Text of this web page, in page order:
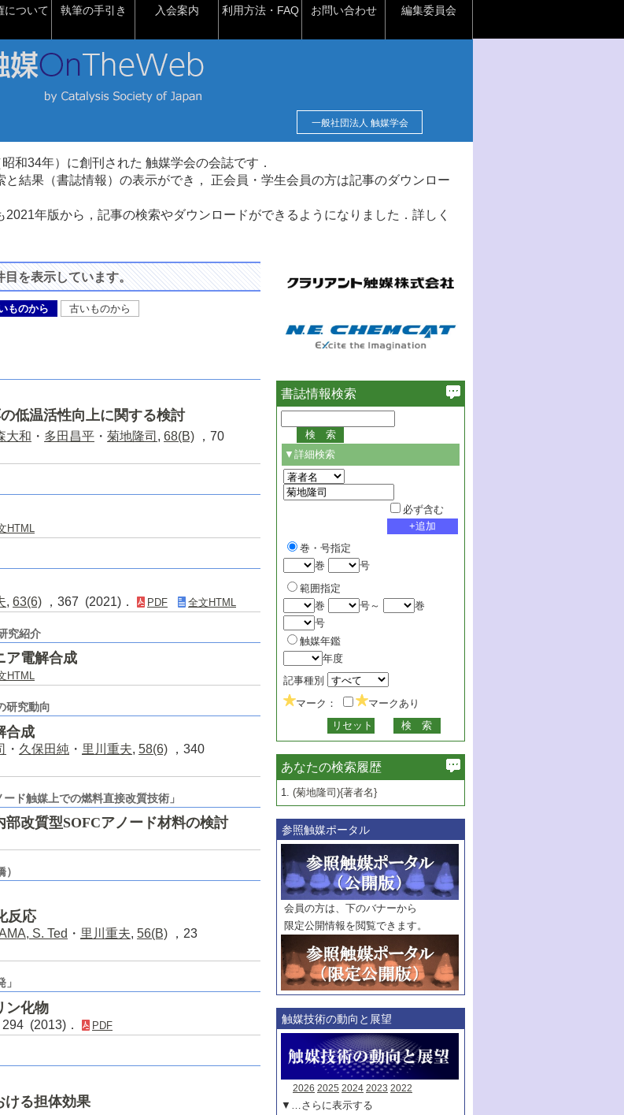
について 執筆の手引き 入会案内 利用方法・FAQ お問い合わせ 編集委員会
一般社団法人 触媒学会
和34年）に創刊された 触媒学会の会誌です．
結果（書誌情報）の表示ができ， 正会員・学生会員の方は記事のダウンロー
年版から，記事の検索やダウンロードができるようになりました．詳しく
目を表示しています。
ものから 古いものから
低温活性向上に関する検討
大和 ・ 多田昌平 ・ 菊地隆司 , 68(B) ，70
HTML
, 63(6) ，367 (2021)． PDF 全文HTML
究紹介
ア電解合成
HTML
研究動向
合成
・ 久保田純 ・ 里川重夫, 58(6) ，340
ド触媒上での燃料直接改質技術」
改質型SOFCアノード材料の検討
反応
S. Ted ・ 里川重夫, 56(B) ，23
ン化物
294 (2013)． PDF
ける担体効果
書誌情報検索
▼詳細検索
必ず含む
巻・号指定
巻
号
範囲指定
巻
号～
巻
号
触媒年鑑
年度
記事種別
マーク：
マークあり
あなたの検索履歴
1. (菊地隆司){著者名}
参照触媒ポータル
会員の方は、下のバナーから
限定公開情報を閲覧できます。
触媒技術の動向と展望
2026 2025 2024 2023 2022
▼…さらに表示する